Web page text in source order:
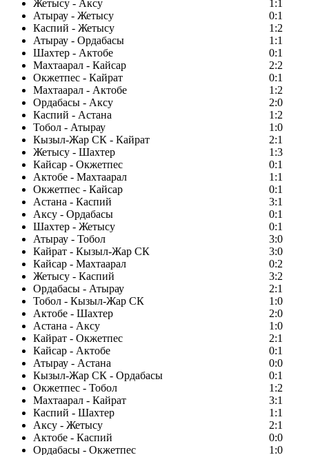
Жетысу - Аксу
1:1
Атырау - Жетысу
0:1
Каспий - Жетысу
1:2
Атырау - Ордабасы
1:1
Шахтер - Актобе
0:1
Махтаарал - Кайсар
2:2
Окжетпес - Кайрат
0:1
Махтаарал - Актобе
1:2
Ордабасы - Аксу
2:0
Каспий - Астана
1:2
Тобол - Атырау
1:0
Кызыл-Жар СК - Кайрат
2:1
Жетысу - Шахтер
1:3
Кайсар - Окжетпес
0:1
Актобе - Махтаарал
1:1
Окжетпес - Кайсар
0:1
Астана - Каспий
3:1
Аксу - Ордабасы
0:1
Шахтер - Жетысу
0:1
Атырау - Тобол
3:0
Кайрат - Кызыл-Жар СК
3:0
Кайсар - Махтаарал
0:2
Жетысу - Каспий
3:2
Ордабасы - Атырау
2:1
Тобол - Кызыл-Жар СК
1:0
Актобе - Шахтер
2:0
Астана - Аксу
1:0
Кайрат - Окжетпес
2:1
Кайсар - Актобе
0:1
Атырау - Астана
0:0
Кызыл-Жар СК - Ордабасы
0:1
Окжетпес - Тобол
1:2
Махтаарал - Кайрат
3:1
Каспий - Шахтер
1:1
Аксу - Жетысу
2:1
Актобе - Каспий
0:0
Ордабасы - Окжетпес
1:0